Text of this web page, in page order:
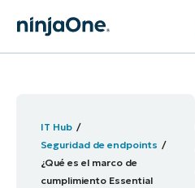
IT Hub
Seguridad de endpoints
¿Qué es el marco de
cumplimiento Essential